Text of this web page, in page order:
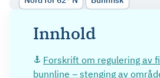
Innhold
Forskrift om regulering av
bunnline – stenging av